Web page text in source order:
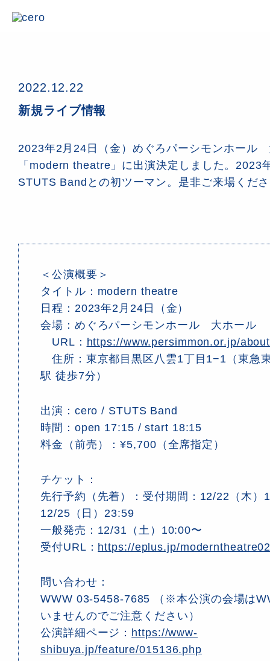
2022.12.22
新規ライブ情報
2023年2月24日（金）めぐろパーシモンホール
「modern theatre」に出演決定しました。2023
STUTS Bandとの初ツーマン。是非ご来場くだ
＜公演概要＞
タイトル：modern theatre
日程：2023年2月24日（金）
会場：めぐろパーシモンホール 大ホール
URL： https://www.persimmon.or.jp/
住所：東京都目黒区八雲1丁目1−1（東急
駅 徒歩7分）
出演：cero / STUTS Band
時間：open 17:15 / start 18:15
料金（前売）：¥5,700（全席指定）
チケット：
先行予約（先着）：受付期間：12/22（木）
12/25（日）23:59
一般発売：12/31（土）10:00〜
受付URL： https://eplus.jp/
問い合わせ：
WWW 03-5458-7685 （※本公演の会場は
いませんのでご注意ください）
公演詳細ページ： https://www-
shibuya.jp/feature/015136.php